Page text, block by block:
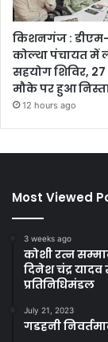
किशनगंज :
कोल्था पंचायत में
सहयोग शिविर,
मौके पर हुआ
12 hours ago
Most Viewed
3 weeks ago
कोशी रत्न
दिनेश चंद्र यादव
प्रतिनिधिमंडल
July 21, 2023
गडहनी